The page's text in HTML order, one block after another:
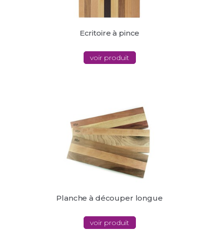
Ecritoire à pince
voir produit
Planche à découper longue
voir produit